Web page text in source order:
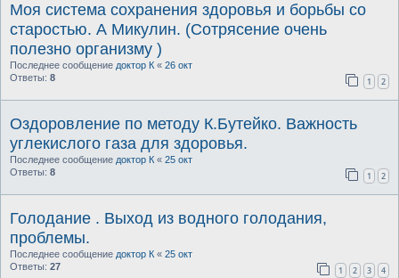
Моя система сохранения здоровья и борьбы со
старостью. А Микулин. (Сотрясение очень
полезно организму )
Последнее сообщение доктор К « 26 окт
Ответы: 8 1 2
Оздоровление по методу К.Бутейко. Важность
углекислого газа для здоровья.
Последнее сообщение доктор К « 25 окт
Ответы: 8 1 2
Голодание . Выход из водного голодания,
проблемы.
Последнее сообщение доктор К « 25 окт
Ответы: 27 1 2 3 4